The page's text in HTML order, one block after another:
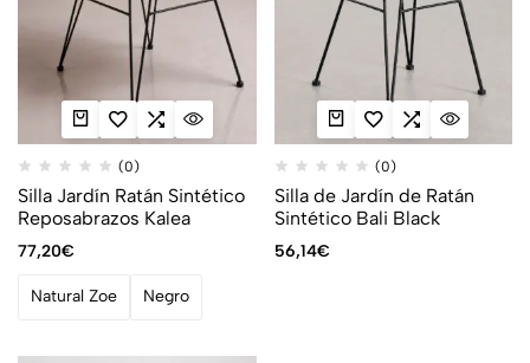
(0)
Silla Jardín Ratán Sintético
Reposabrazos Kalea
77,20€
Natural Zoe Negro
(0)
Silla de Jardín de Ratán
Sintético Bali Black
56,14€